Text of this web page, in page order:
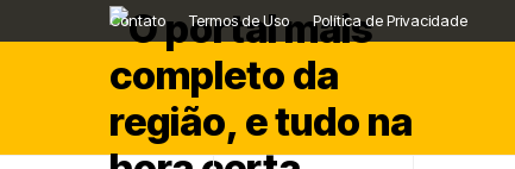
Contato Termos de Uso Política de Privacidade